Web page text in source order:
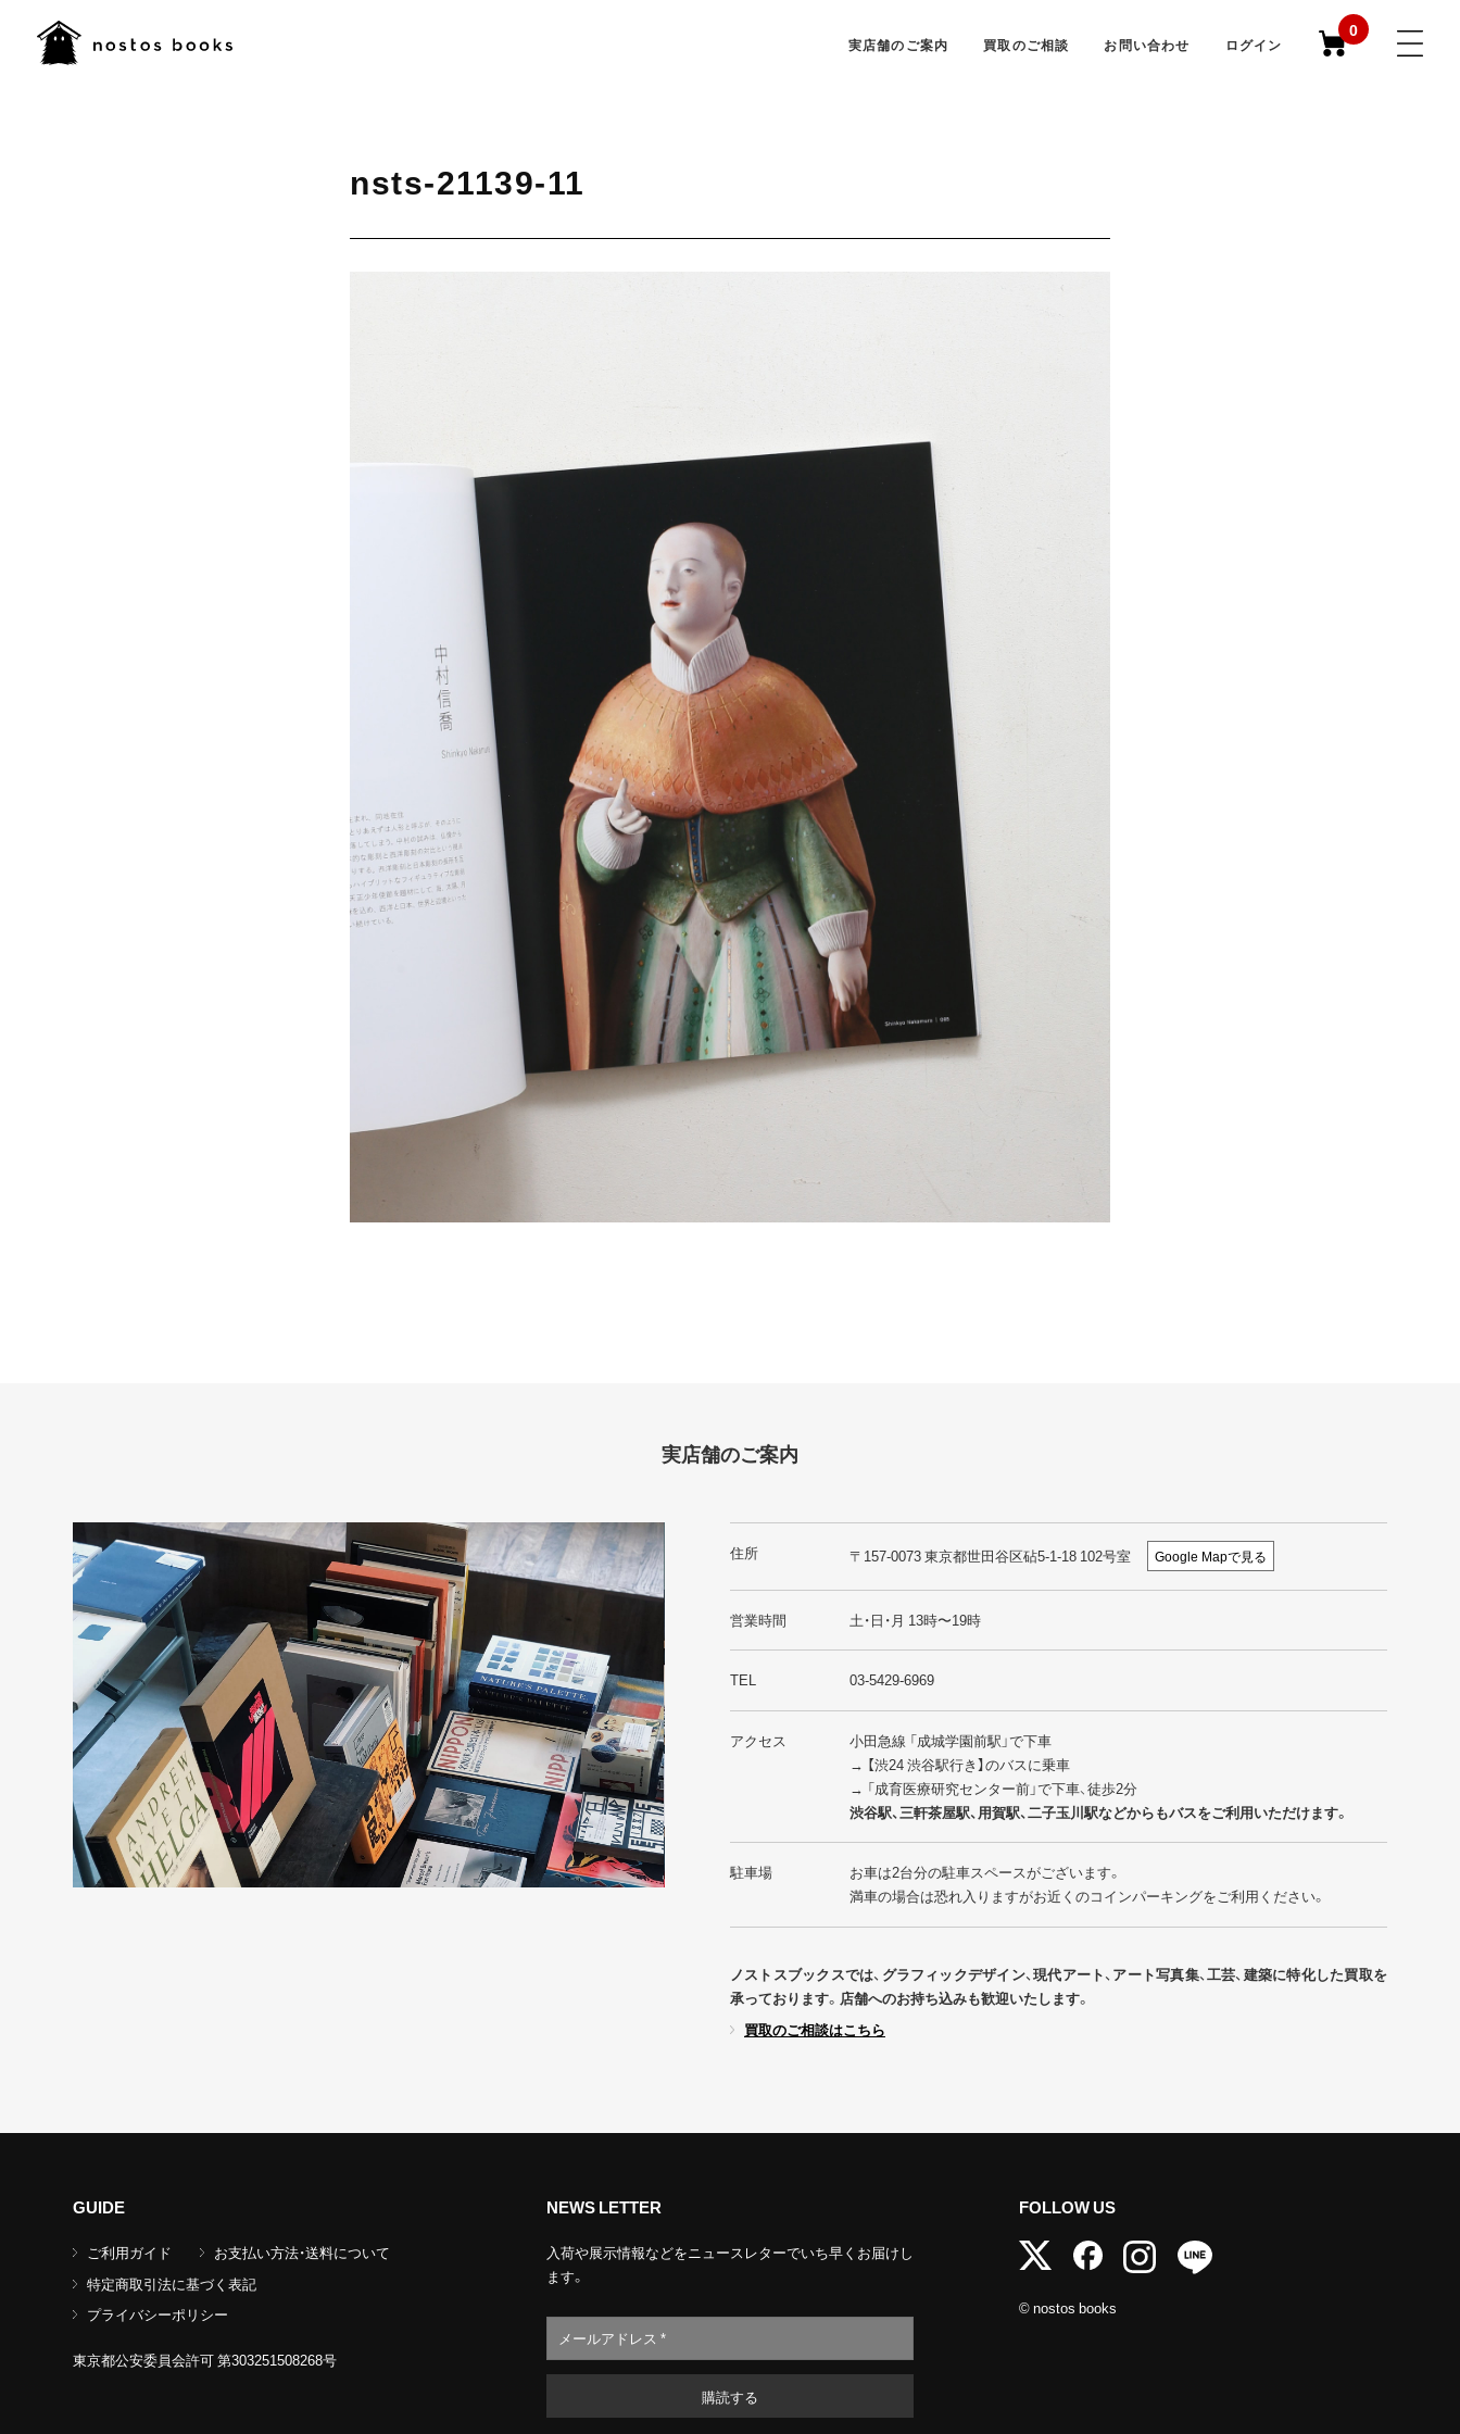
実店舗のご案内 買取のご相談 お問い合わせ ログイン
0
nsts-21139-11
実店舗のご案内
住所 〒157-0073 東京都世田谷区砧5-1-18 102号室 Google Mapで見る
営業時間 土・日・月 13時〜19時
TEL 03-5429-6969
アクセス
小田急線 「成城学園前駅」で下車
→ 【渋24 渋谷駅行き】のバスに乗車
→ 「成育医療研究センター前」で下車、徒歩2分
渋谷駅、三軒茶屋駅、用賀駅、二子玉川駅などからもバスをご利用いただけます。
駐車場
お車は2台分の駐車スペースがございます。
満車の場合は恐れ入りますがお近くのコインパーキングをご利用ください。
ノストスブックスでは、グラフィックデザイン、現代アート、アート写真集、工芸、建築に特化した買取を
承っております。店舗へのお持ち込みも歓迎いたします。
買取のご相談はこちら
GUIDE
ご利用ガイド
お支払い方法・送料について
特定商取引法に基づく表記
プライバシーポリシー
東京都公安委員会許可 第303251508268号
NEWS LETTER
入荷や展示情報などをニュースレターでいち早くお届けし
ます。
FOLLOW US
© nostos books